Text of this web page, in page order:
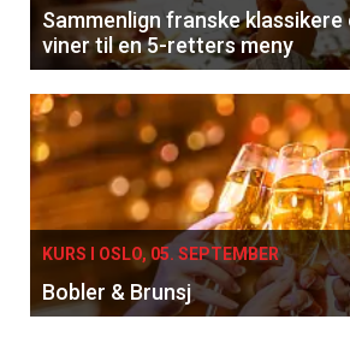
Sammenlign franske klassikere
viner til en 5-retters meny
KURS I OSLO, 05. SEPTEMBER
Bobler & Brunsj